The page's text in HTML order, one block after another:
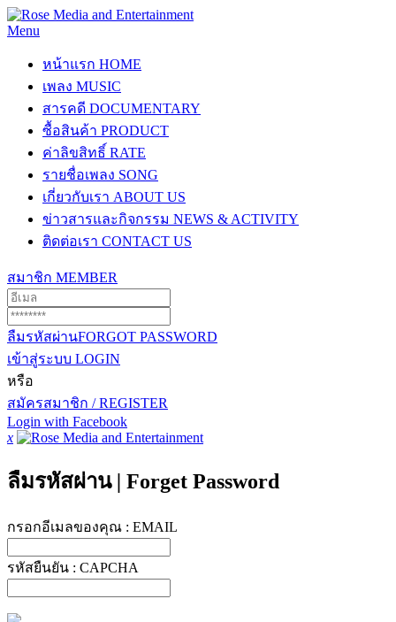
Menu
หน้าแรก HOME
เพลง MUSIC
สารคดี DOCUMENTARY
ซื้อสินค้า PRODUCT
ค่าลิขสิทธิ์ RATE
รายชื่อเพลง SONG
เกี่ยวกับเรา ABOUT US
ข่าวสารและกิจกรรม NEWS & ACTIVITY
ติดต่อเรา CONTACT US
สมาชิก MEMBER
ลืมรหัสผ่านFORGOT PASSWORD
เข้าสู่ระบบ LOGIN
หรือ
สมัครสมาชิก / REGISTER
Login with Facebook
x
ลืมรหัสผ่าน | Forget Password
กรอกอีเมลของคุณ : EMAIL
รหัสยืนยัน : CAPCHA